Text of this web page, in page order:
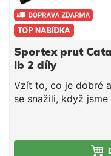
Sportex prut
lb 2 díly
Vzít to, co je dobré
se snažili, když
nejlépe využijí
pokud jde o vrhací
blank z japonského